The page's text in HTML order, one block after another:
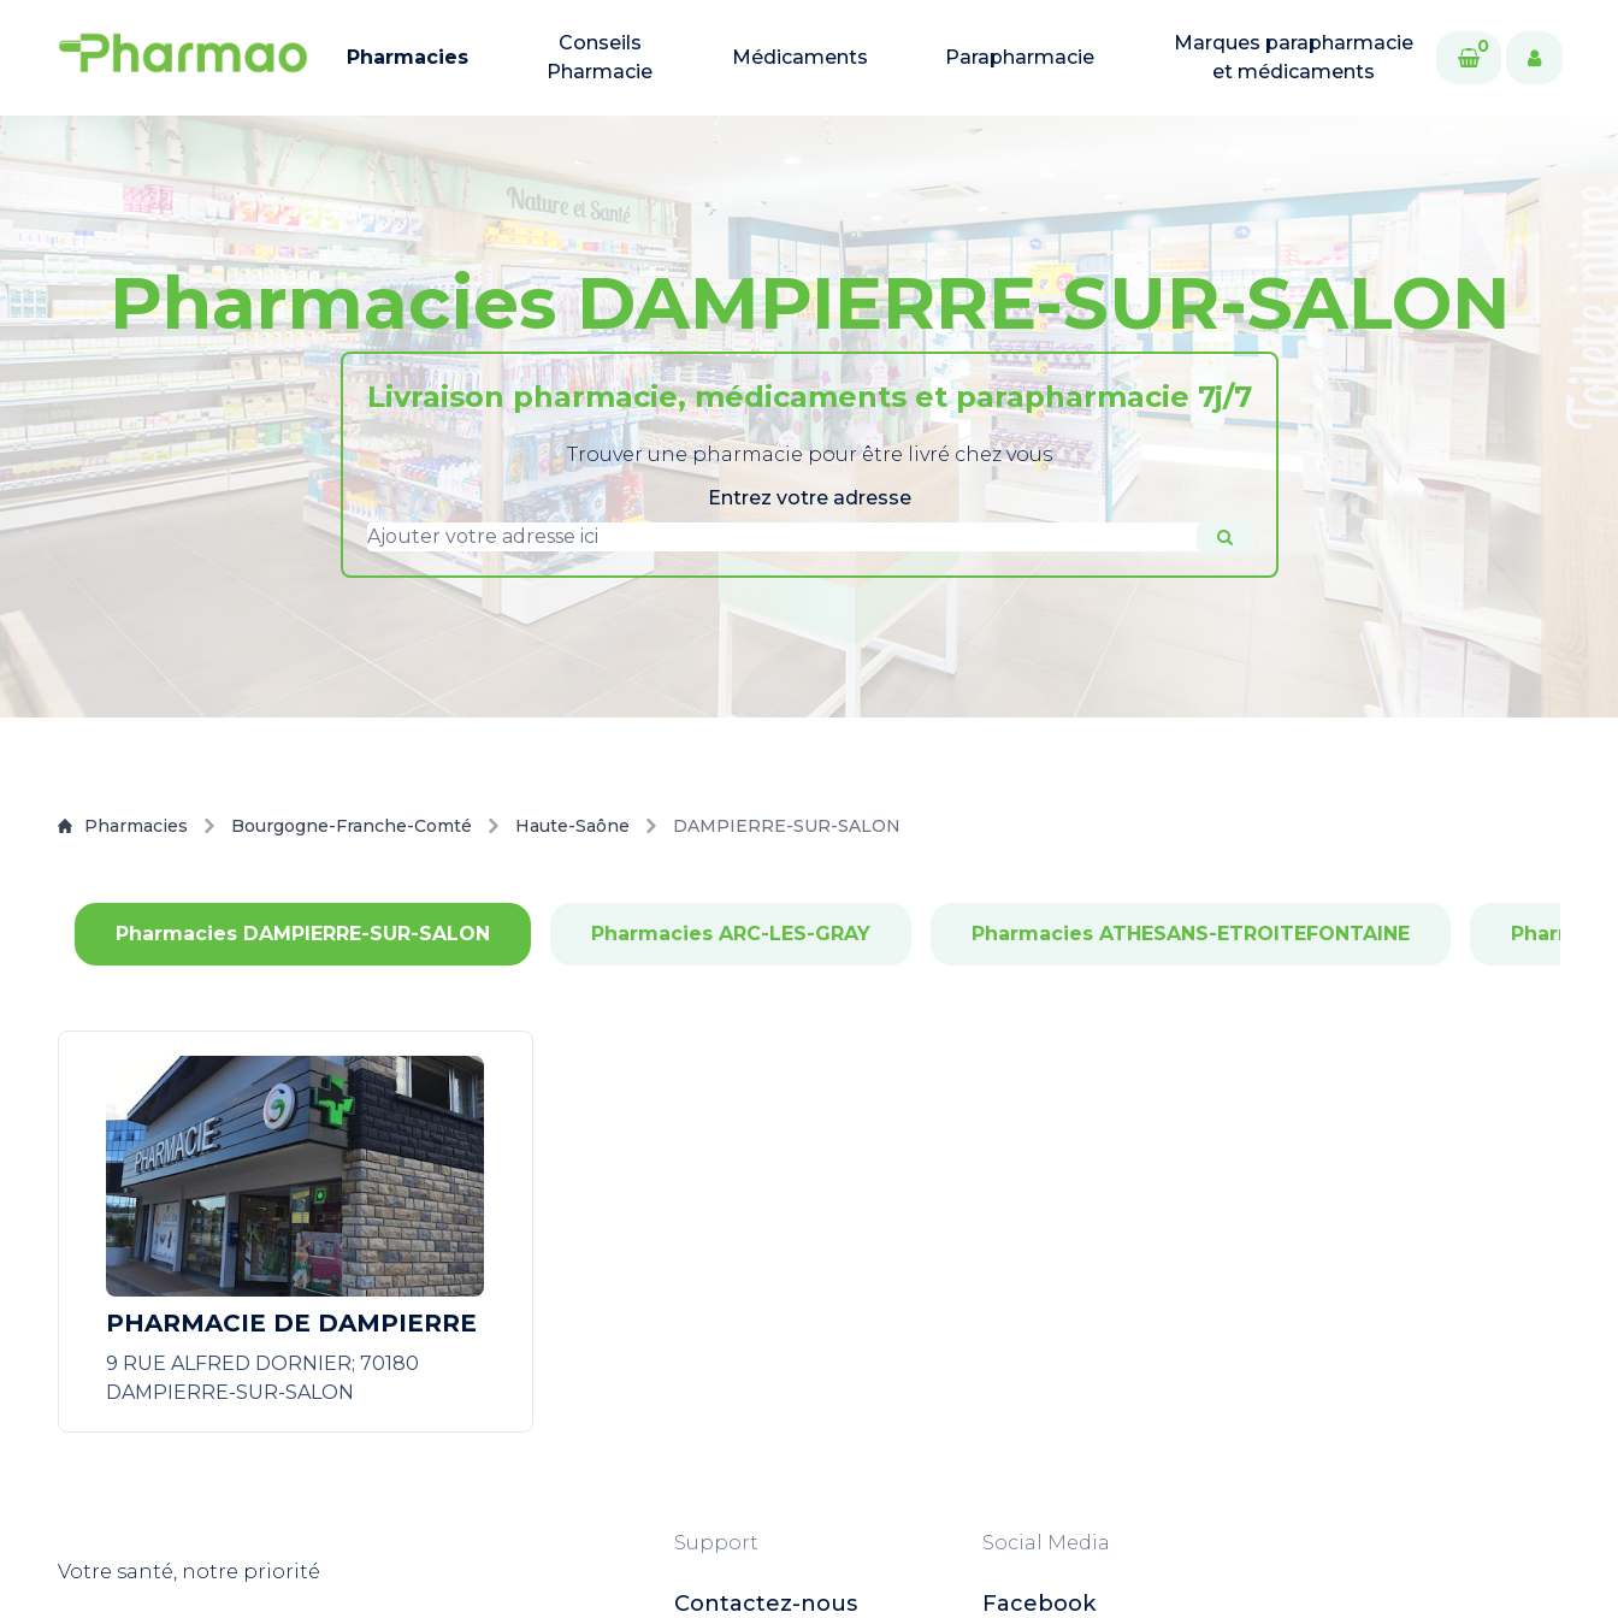
Pharmacies
Conseils
Pharmacie
Médicaments Parapharmacie
Marques parapharmacie
et médicaments
0
Pharmacies DAMPIERRE-SUR-SALON
Livraison pharmacie, médicaments et parapharmacie 7j/7
Trouver une pharmacie pour être livré chez vous
Entrez votre adresse
Pharmacies Bourgogne-Franche-Comté Haute-Saône DAMPIERRE-SUR-SALON
Pharmacies DAMPIERRE-SUR-SALON Pharmacies ARC-LES-GRAY Pharmacies ATHESANS-ETROITEFONTAINE
PHARMACIE DE DAMPIERRE
9 RUE ALFRED DORNIER; 70180
DAMPIERRE-SUR-SALON
Votre santé, notre priorité
Support
Contactez-nous
Social Media
Facebook